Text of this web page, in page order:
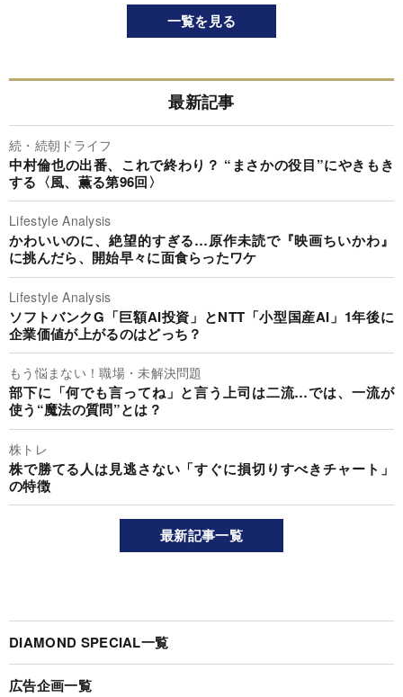
一覧を見る
最新記事
続・続朝ドライフ
中村倫也の出番、これで終わり？ “まさかの役目”にやきもき
する〈風、薫る第96回〉
Lifestyle Analysis
かわいいのに、絶望的すぎる…原作未読で『映画ちいかわ』
に挑んだら、開始早々に面食らったワケ
Lifestyle Analysis
ソフトバンクG「巨額AI投資」とNTT「小型国産AI」1年後に
企業価値が上がるのはどっち？
もう悩まない！職場・未解決問題
部下に「何でも言ってね」と言う上司は二流…では、一流が
使う“魔法の質問”とは？
株トレ
株で勝てる人は見逃さない「すぐに損切りすべきチャート」
の特徴
最新記事一覧
DIAMOND SPECIAL一覧
広告企画一覧